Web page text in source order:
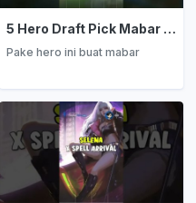
5 Hero Draft Pick Mabar Auto Win
Pake hero ini buat mabar